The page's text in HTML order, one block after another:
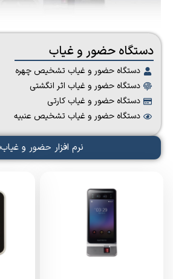
دستگاه حضور و غیاب
دستگاه حضور و غیاب تشخیص چهره
دستگاه حضور و غیاب اثر انگشتی
دستگاه حضور و غیاب کارتی
دستگاه حضور و غیاب تشخیص عنبیه
نرم افزار حضور و غیاب